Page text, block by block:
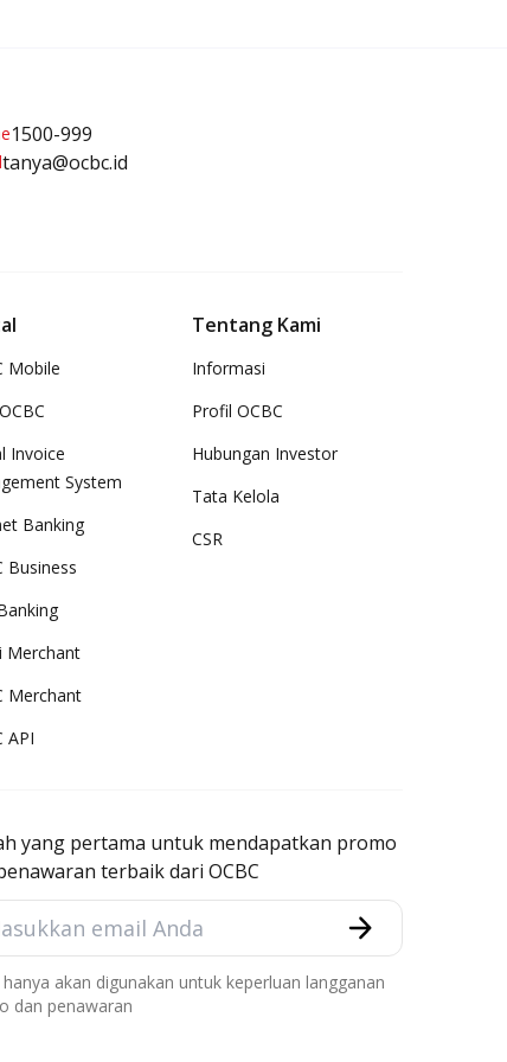
1500-999
tanya@ocbc.id
Mobile
Invoice
System
Banking
Business
Merchant
Merchant
API
Tentang Kami
Informasi
Profil OCBC
Hubungan Investor
Tata Kelola
CSR
yang pertama untuk mendapatkan promo
terbaik dari OCBC
hanya akan digunakan untuk keperluan langganan
dan penawaran